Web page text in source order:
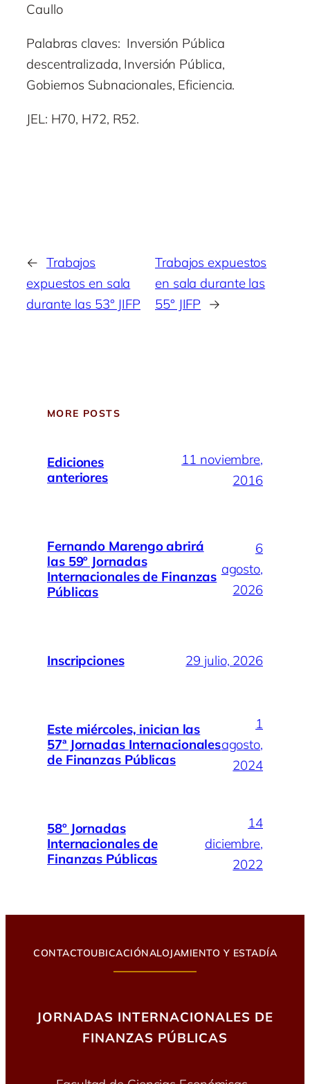
Caullo
Palabras claves: Inversión Pública
descentralizada, Inversión Pública,
Gobiernos Subnacionales, Eficiencia.
JEL: H70, H72, R52.
← Trabajos
expuestos en sala
durante las 53° JIFP
Trabajos expuestos
en sala durante las
55° JIFP →
MORE POSTS
Ediciones
anteriores
11 noviembre,
2016
Fernando Marengo abrirá
las 59º Jornadas
Internacionales de Finanzas
Públicas
6
agosto,
2026
Inscripciones 29 julio, 2026
Este miércoles, inician las
57ª Jornadas Internacionales
de Finanzas Públicas
1
agosto,
2024
58º Jornadas
Internacionales de
Finanzas Públicas
14
diciembre,
2022
CONTACTOUBICACIÓNALOJAMIENTO Y ESTADÍA
JORNADAS INTERNACIONALES DE
FINANZAS PÚBLICAS